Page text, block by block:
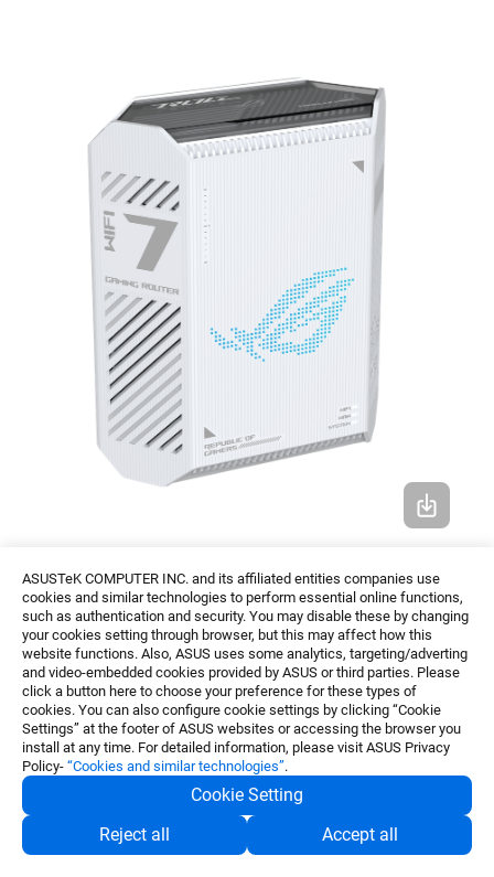
ASUSTeK COMPUTER INC. and its affiliated entities companies use
cookies and similar technologies to perform essential online functions,
such as authentication and security. You may disable these by changing
your cookies setting through browser, but this may affect how this
website functions. Also, ASUS uses some analytics, targeting/adverting
and video-embedded cookies provided by ASUS or third parties. Please
click a button here to choose your preference for these types of
cookies. You can also configure cookie settings by clicking “Cookie
Settings” at the footer of ASUS websites or accessing the browser you
install at any time. For detailed information, please visit ASUS Privacy
Policy- “Cookies and similar technologies”.
Cookie Setting
Reject all
Accept all
ROG x初音未來特別版
ROG持續與全球知名虛擬歌姬「初音未來
(HatsuneMiku )」合作，推出一整套融合ROG科
幻美學，
與初音未來
標誌性的「蒼綠」與「粉紅」
配色裝備。不僅
融合初音未來
的卓越效能、頂尖品質與多功能性，輕鬆